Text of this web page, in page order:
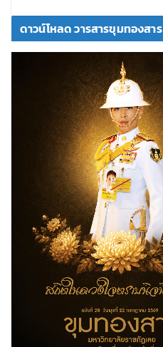
ดาวน์โหลด วารสารขุมทองสาร